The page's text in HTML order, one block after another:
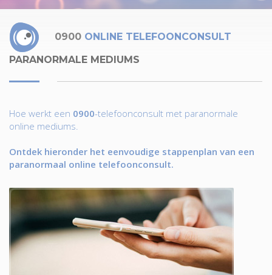
0900 ONLINE TELEFOONCONSULT
PARANORMALE MEDIUMS
Hoe werkt een 0900-telefoonconsult met paranormale
online mediums.
Ontdek hieronder het eenvoudige stappenplan van een
paranormaal online telefoonconsult.